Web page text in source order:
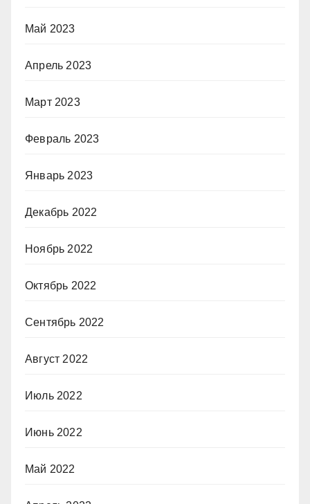
Май 2023
Апрель 2023
Март 2023
Февраль 2023
Январь 2023
Декабрь 2022
Ноябрь 2022
Октябрь 2022
Сентябрь 2022
Август 2022
Июль 2022
Июнь 2022
Май 2022